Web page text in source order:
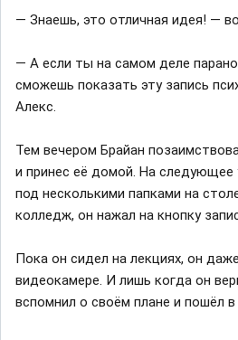
— Знаешь, это отличная идея! —
— А если ты на самом деле
сможешь показать эту запись
Алекс.
Тем вечером Брайан
и принес её домой. На следующее
под несколькими папками на
колледж, он нажал на кнопку
Пока он сидел на лекциях, он
видеокамере. И лишь когда он
вспомнил о своём плане и пошёл